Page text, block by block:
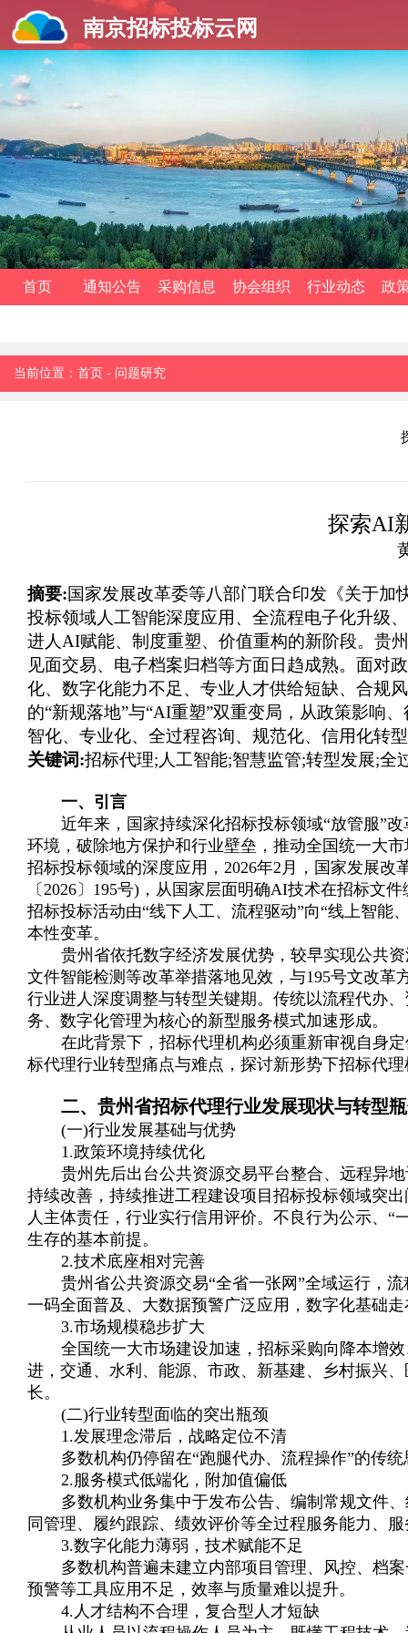
南京招标投标云网
首页 通知公告 采购信息 协会组织 行业动态 政
当前位置： 首页 - 问题研究
探索AI
摘要:国家发展改革委等八部门联合印发《关于加
投标领域人工智能深度应用、全流程电子化升级
进人AI赋能、制度重塑、价值重构的新阶段。贵
见面交易、电子档案归档等方面日趋成熟。面对
化、数字化能力不足、专业人才供给短缺、合规
的“新规落地”与“AI重塑”双重变局，从政策影响
智化、专业化、全过程咨询、规范化、信用化转
关键词:招标代理;人工智能;智慧监管;转型发展;全
一、引言
近年来，国家持续深化招标投标领域“放管服”
环境，破除地方保护和行业壁垒，推动全国统一大
招标投标领域的深度应用，2026年2月，国家发展
〔2026〕195号)，从国家层面明确AI技术在招标文
招标投标活动由“线下人工、流程驱动”向“线上智能
本性变革。
贵州省依托数字经济发展优势，较早实现公共
文件智能检测等改革举措落地见效，与195号文改
行业进人深度调整与转型关键期。传统以流程代办
务、数字化管理为核心的新型服务模式加速形成。
在此背景下，招标代理机构必须重新审视自身
标代理行业转型痛点与难点，探讨新形势下招标代
二、贵州省招标代理行业发展现状与转型
(一)行业发展基础与优势
1.政策环境持续优化
贵州先后出台公共资源交易平台整合、远程异
持续改善，持续推进工程建设项目招标投标领域突
人主体责任，行业实行信用评价。不良行为公示、
生存的基本前提。
2.技术底座相对完善
贵州省公共资源交易“全省一张网”全域运行，
一码全面普及、大数据预警广泛应用，数字化基础
3.市场规模稳步扩大
全国统一大市场建设加速，招标采购向降本增
进，交通、水利、能源、市政、新基建、乡村振兴
长。
(二)行业转型面临的突出瓶颈
1.发展理念滞后，战略定位不清
多数机构仍停留在“跑腿代办、流程操作”的传
2.服务模式低端化，附加值偏低
多数机构业务集中于发布公告、编制常规文件
同管理、履约跟踪、绩效评价等全过程服务能力、
3.数字化能力薄弱，技术赋能不足
多数机构普遍未建立内部项目管理、风控、档
预警等工具应用不足，效率与质量难以提升。
4.人才结构不合理，复合型人才短缺